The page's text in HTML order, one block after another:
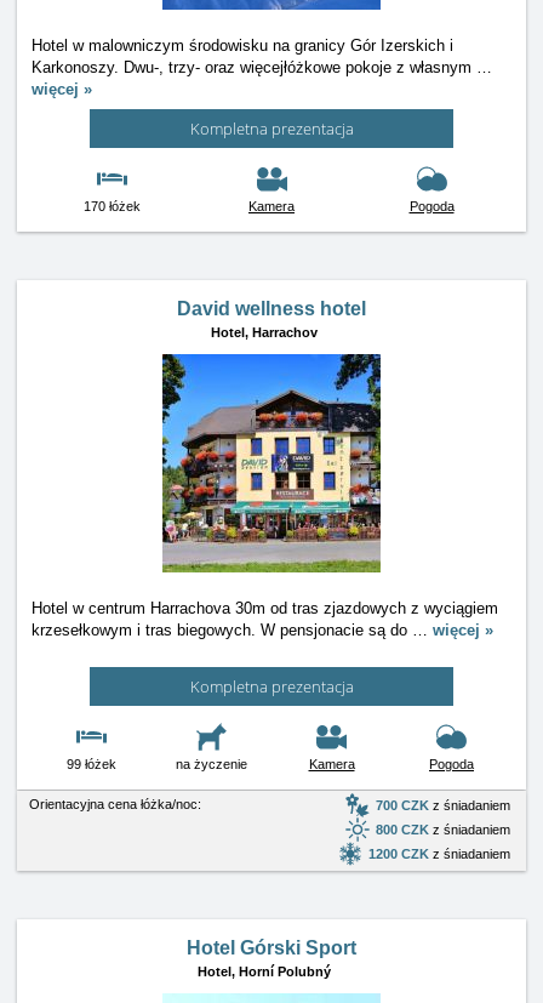
Hotel w malowniczym środowisku na granicy Gór Izerskich i
Karkonoszy. Dwu-, trzy- oraz więcejłóżkowe pokoje z własnym …
więcej »
Kompletna prezentacja
170 łóżek Kamera Pogoda
David wellness hotel
Hotel, Harrachov
Hotel w centrum Harrachova 30m od tras zjazdowych z wyciągiem
krzesełkowym i tras biegowych. W pensjonacie są do … więcej »
Kompletna prezentacja
99 łóżek na życzenie Kamera Pogoda
Orientacyjna cena łóżka/noc: 700 CZK z śniadaniem
800 CZK z śniadaniem
1200 CZK z śniadaniem
Hotel Górski Sport
Hotel, Horní Polubný